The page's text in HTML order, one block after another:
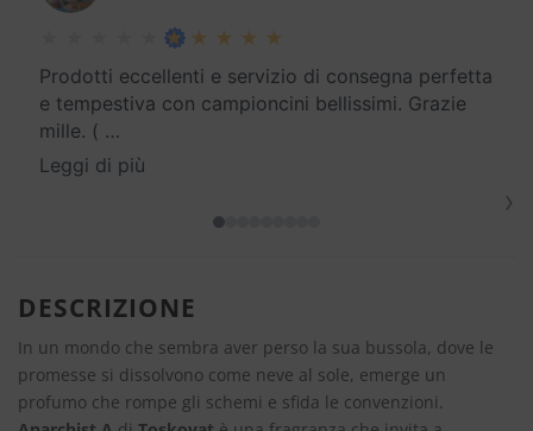
Prodotti eccellenti e servizio di consegna perfetta
e tempestiva con campioncini bellissimi. Grazie
mille. ( …
Leggi di più
›
DESCRIZIONE
In un mondo che sembra aver perso la sua bussola, dove le
promesse si dissolvono come neve al sole, emerge un
profumo che rompe gli schemi e sfida le convenzioni.